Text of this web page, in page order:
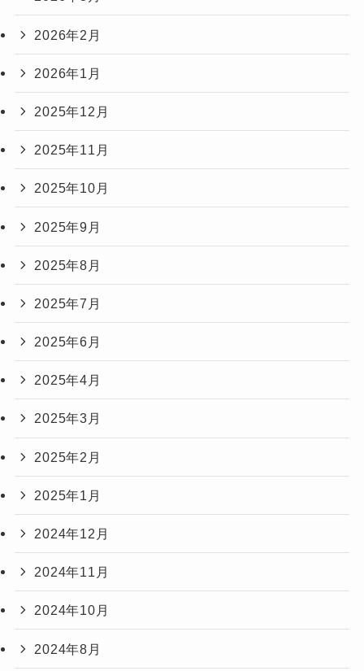
2026年2月
2026年1月
2025年12月
2025年11月
2025年10月
2025年9月
2025年8月
2025年7月
2025年6月
2025年4月
2025年3月
2025年2月
2025年1月
2024年12月
2024年11月
2024年10月
2024年8月